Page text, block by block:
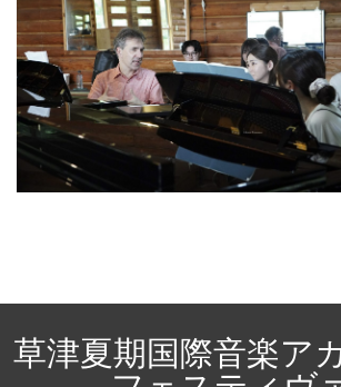
草津夏期国際音楽ア